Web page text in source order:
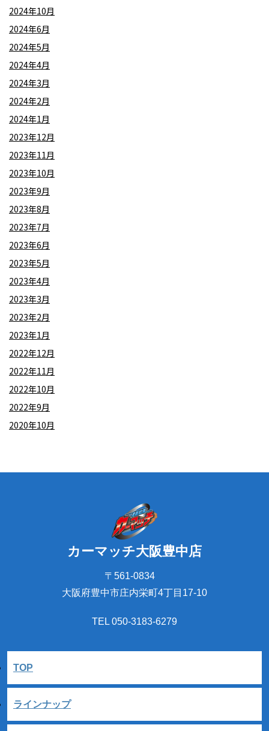
2024年10月
2024年6月
2024年5月
2024年4月
2024年3月
2024年2月
2024年1月
2023年12月
2023年11月
2023年10月
2023年9月
2023年8月
2023年7月
2023年6月
2023年5月
2023年4月
2023年3月
2023年2月
2023年1月
2022年12月
2022年11月
2022年10月
2022年9月
2020年10月
カーマッチ大阪豊中店
〒561-0834
大阪府豊中市庄内栄町4丁目17-10
TEL 050-3183-6279
TOP
ラインナップ